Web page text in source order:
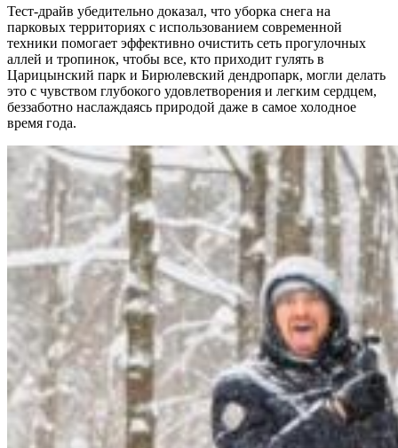
Тест-драйв убедительно доказал, что уборка снега на
парковых территориях с использованием современной
техники помогает эффективно очистить сеть прогулочных
аллей и тропинок, чтобы все, кто приходит гулять в
Царицынский парк и Бирюлевский дендропарк, могли делать
это с чувством глубокого удовлетворения и легким сердцем,
беззаботно наслаждаясь природой даже в самое холодное
время года.